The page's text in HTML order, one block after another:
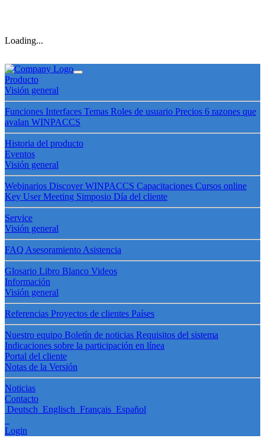
Loading...
Producto
Visión general
Funciones Interfaces Temas Roles de usuario Precios 6 razones que
avalan WINPACCS
Historia del producto
Eventos
Visión general
Webinarios Discover WINPACCS Capacitaciones Cursos online
Key User Meeting Simposio Día del cliente
Service
Visión general
FAQ Asesoramiento Asistencia
Glosario Libro Blanco Videos
Información
Visión general
Referencias Proyectos de clientes Países
Nuestro equipo Boletín de noticias Requisitos del sistema
Indicaciones sobre la participación en línea
Portal del cliente
Notas de la Versión
Noticias
Contacto
Deutsch Englisch Français Español
Login